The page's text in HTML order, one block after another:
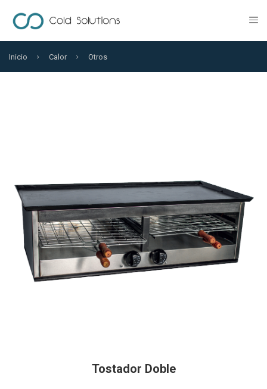
Inicio Calor Otros
Tostador Doble